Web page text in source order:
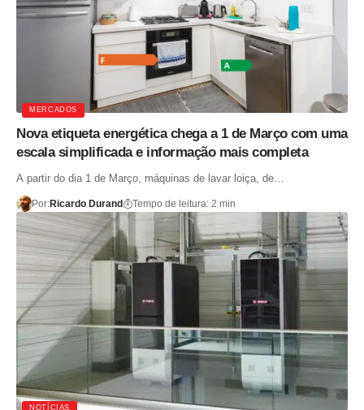
MERCADOS
Nova etiqueta energética chega a 1 de Março com uma
escala simplificada e informação mais completa
A partir do dia 1 de Março, máquinas de lavar loiça, de…
Por:Ricardo Durand Tempo de leitura: 2 min
NOTÍCIAS